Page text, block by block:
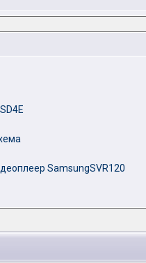
SamsungSVR120